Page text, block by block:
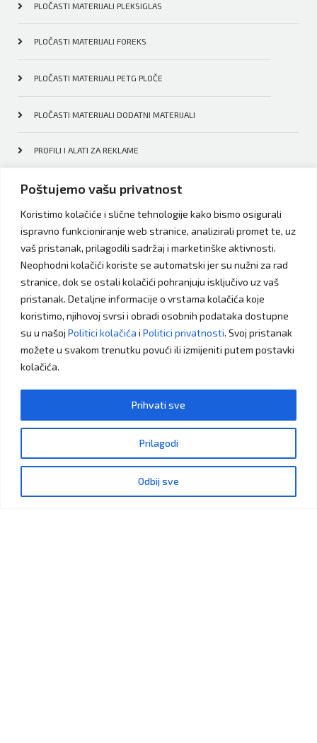
Poštujemo vašu privatnost
Koristimo kolačiće i slične tehnologije kako bismo osigurali
ispravno funkcioniranje web stranice, analizirali promet te, uz
vaš pristanak, prilagodili sadržaj i marketinške aktivnosti.
Neophodni kolačići koriste se automatski jer su nužni za rad
stranice, dok se ostali kolačići pohranjuju isključivo uz vaš
pristanak. Detaljne informacije o vrstama kolačića koje
koristimo, njihovoj svrsi i obradi osobnih podataka dostupne
su u našoj Politici kolačića i Politici privatnosti. Svoj pristanak
možete u svakom trenutku povući ili izmijeniti putem postavki
kolačića.
Prilagodi
Odbij sve
Prihvati sve
PLOČASTI MATERIJALI PLEKSIGLAS
PLOČASTI MATERIJALI FOREKS
PLOČASTI MATERIJALI PETG PLOČE
PLOČASTI MATERIJALI DODATNI MATERIJALI
PROFILI I ALATI ZA REKLAME
MEDIJ ZA ŠTAMPE CERADE I PAPIRI
FOLIJE
Budite slobodni da nas kontaktirate